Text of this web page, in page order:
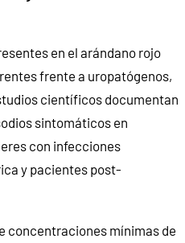
en el arándano rojo
frente a uropatógenos,
científicos documentan
sintomáticos en
con infecciones
y pacientes post-
concentraciones mínimas de